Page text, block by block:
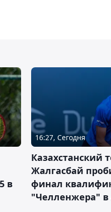
в
16:27, Сегодня
Казахстанский
Жалгасбай
финал
"Челленжера" в